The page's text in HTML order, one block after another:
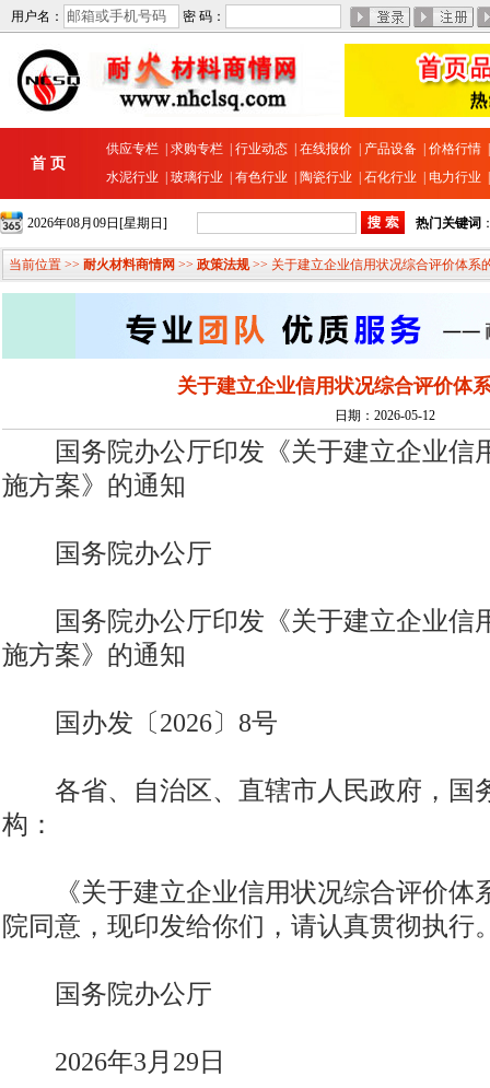
用户名： 密 码：
首 页
供应专栏 求购专栏 行业动态 在线报价 产品设备 价格行情
水泥行业
玻璃行业 有色行业 陶瓷行业 石化行业 电力行业
2026年08月09日[星期日] 热门关键词
当前位置 >> 耐火材料商情网 >> 政策法规>> 关于建立企业信用状况综合评价体系
关于建立企业信用状况综合评价体
日期：2026-05-12
国务院办公厅印发《关于建立企业信
施方案》的通知
国务院办公厅
国务院办公厅印发《关于建立企业信
施方案》的通知
国办发〔2026〕8号
各省、自治区、直辖市人民政府，国
构：
《关于建立企业信用状况综合评价体
院同意，现印发给你们，请认真贯彻执行
国务院办公厅
2026年3月29日